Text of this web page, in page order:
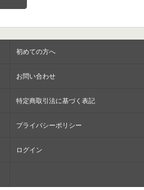
初めての方へ
お問い合わせ
特定商取引法に基づく表記
プライバシーポリシー
ログイン